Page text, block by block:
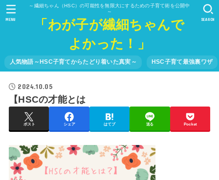
～繊細ちゃん（HSC）の可能性を無限大にするための子育て術を公開中
～
「わが子が繊細ちゃんで
よかった！」
人気物語～HSC子育てからたどり着いた真実～ HSC子育て最強裏ワザ
SEARCH
MENU
2024.10.05
【HSCの才能とは
ポスト シェア はてブ 送る Pocket